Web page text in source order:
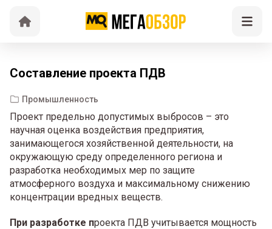
Составление проекта ПДВ
Промышленность
Проект предельно допустимых выбросов – это
научная оценка воздействия предприятия,
занимающегося хозяйственной деятельности, на
окружающую среду определенного региона и
разработка необходимых мер по защите
атмосферного воздуха и максимальному снижению
концентрации вредных веществ.
При разработке проекта ПДВ учитывается мощность